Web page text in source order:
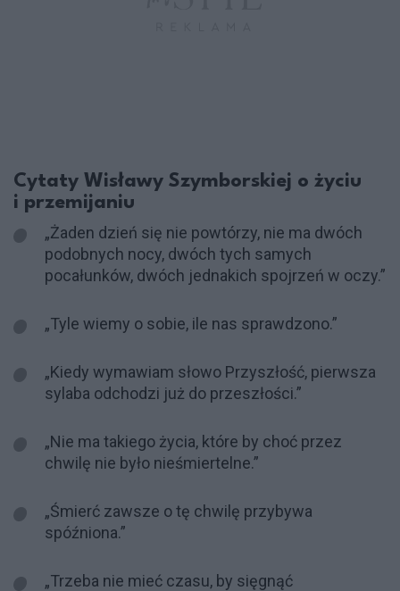
Cytaty Wisławy Szymborskiej o życiu
i przemijaniu
„Żaden dzień się nie powtórzy, nie ma dwóch
podobnych nocy, dwóch tych samych
pocałunków, dwóch jednakich spojrzeń w oczy.”
„Tyle wiemy o sobie, ile nas sprawdzono.”
„Kiedy wymawiam słowo Przyszłość, pierwsza
sylaba odchodzi już do przeszłości.”
„Nie ma takiego życia, które by choć przez
chwilę nie było nieśmiertelne.”
„Śmierć zawsze o tę chwilę przybywa
spóźniona.”
„Trzeba nie mieć czasu, by sięgnąć